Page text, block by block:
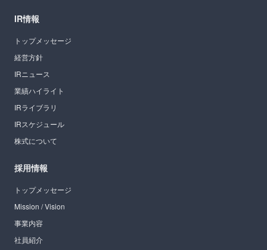
IR情報
トップメッセージ
経営方針
IRニュース
業績ハイライト
IRライブラリ
IRスケジュール
株式について
採用情報
トップメッセージ
Mission / Vision
事業内容
社員紹介